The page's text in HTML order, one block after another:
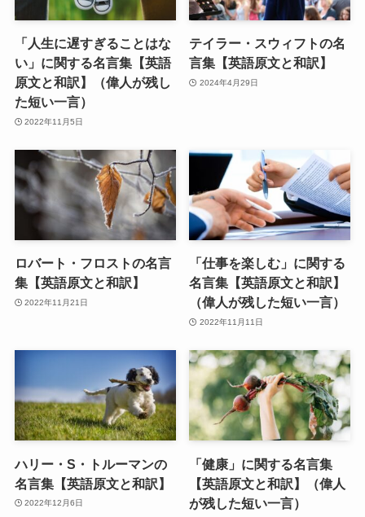
「人生に遅すぎることはな
い」に関する名言集【英語
原文と和訳】（偉人が残し
た短い一言）
2022年11月5日
テイラー・スウィフトの名
言集【英語原文と和訳】
2024年4月29日
ロバート・フロストの名言
集【英語原文と和訳】
2022年11月21日
「仕事を楽しむ」に関する
名言集【英語原文と和訳】
（偉人が残した短い一言）
2022年11月11日
ハリー・S・トルーマンの
名言集【英語原文と和訳】
2022年12月6日
「健康」に関する名言集
【英語原文と和訳】（偉人
が残した短い一言）